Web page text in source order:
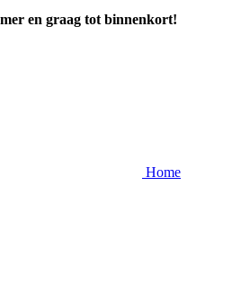
en graag tot binnenkort!
Home